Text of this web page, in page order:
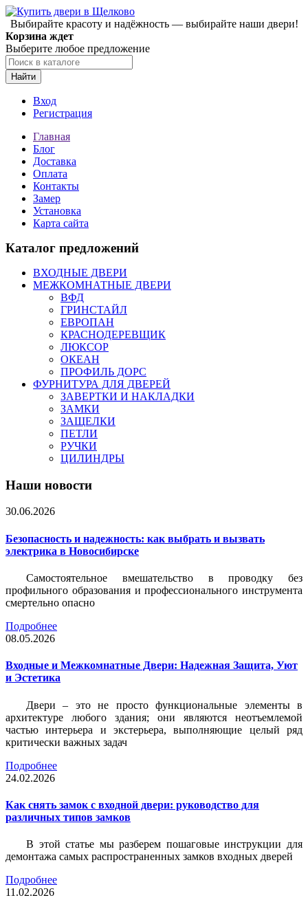
Выбирайте красоту и надёжность — выбирайте наши двери!
Корзина ждет
Выберите любое предложение
Найти
Вход
Регистрация
Главная
Блог
Доставка
Оплата
Контакты
Замер
Установка
Карта сайта
Каталог предложений
ВХОДНЫЕ ДВЕРИ
МЕЖКОМНАТНЫЕ ДВЕРИ
ВФД
ГРИНСТАЙЛ
ЕВРОПАН
КРАСНОДЕРЕВЩИК
ЛЮКСОР
ОКЕАН
ПРОФИЛЬ ДОРС
ФУРНИТУРА ДЛЯ ДВЕРЕЙ
ЗАВЕРТКИ И НАКЛАДКИ
ЗАМКИ
ЗАЩЕЛКИ
ПЕТЛИ
РУЧКИ
ЦИЛИНДРЫ
Наши новости
30.06.2026
Безопасность и надежность: как выбрать и вызвать
электрика в Новосибирске
Самостоятельное вмешательство в проводку без
профильного образования и профессионального инструмента
смертельно опасно
Подробнее
08.05.2026
Входные и Межкомнатные Двери: Надежная Защита, Уют
и Эстетика
Двери – это не просто функциональные элементы в
архитектуре любого здания; они являются неотъемлемой
частью интерьера и экстерьера, выполняющие целый ряд
критически важных задач
Подробнее
24.02.2026
Как снять замок с входной двери: руководство для
различных типов замков
В этой статье мы разберем пошаговые инструкции для
демонтажа самых распространенных замков входных дверей
Подробнее
11.02.2026